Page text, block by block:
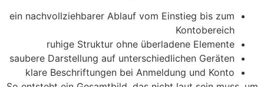
ein nachvollziehbarer Ablauf vom Einstieg bis zum
Kontobereich
ruhige Struktur ohne überladene Elemente
saubere Darstellung auf unterschiedlichen Geräten
klare Beschriftungen bei Anmeldung und Konto